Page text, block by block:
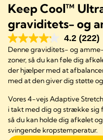
Keep Cool™
graviditets- og
4.2 (222)
Denne graviditets- og
zoner, så du kan føle dig
der hjælper med at
med at den giver dig støtte
Vores 4-vejs Adaptive
i takt med dig og strække sig
så du kan holde dig afkølet
svingende kropstemperatur.